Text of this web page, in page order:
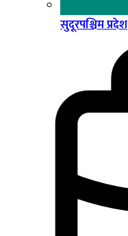
सुदूरपश्चिम प्रदेश